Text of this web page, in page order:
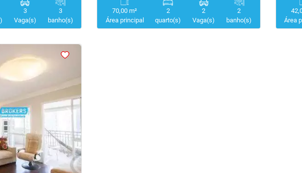
3
Vaga(s)
3
banho(s)
70,00 m²
Área principal
2
quarto(s)
2
Vaga(s)
2
banho(s)
Área
›